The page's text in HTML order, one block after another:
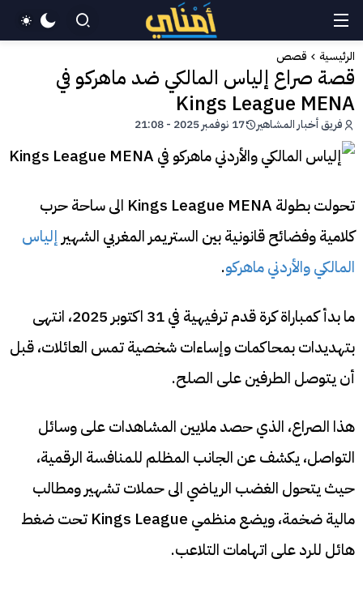
الرئيسية قصص
قصة صراع إلياس المالكي ضد ماهركو في
Kings League MENA
فريق أخبار المشاهير 17 نوفمبر 2025 - 21:08
تحولت بطولة Kings League MENA الى ساحة حرب
كلامية وفضائح قانونية بين الستريمر المغربي الشهير إلياس
المالكي والأردني ماهركو.
ما بدأ كمباراة كرة قدم ترفيهية في 31 اكتوبر 2025، انتهى
بتهديدات بمحاكمات وإساءات شخصية تمس العائلات، قبل
أن يتوصل الطرفين على الصلح.
هذا الصراع، الذي حصد ملايين المشاهدات على وسائل
التواصل، يكشف عن الجانب المظلم للمنافسة الرقمية،
حيث يتحول الغضب الرياضي الى حملات تشهير ومطالب
مالية ضخمة، ويضع منظمي Kings League تحت ضغط
هائل للرد على اتهامات التلاعب.